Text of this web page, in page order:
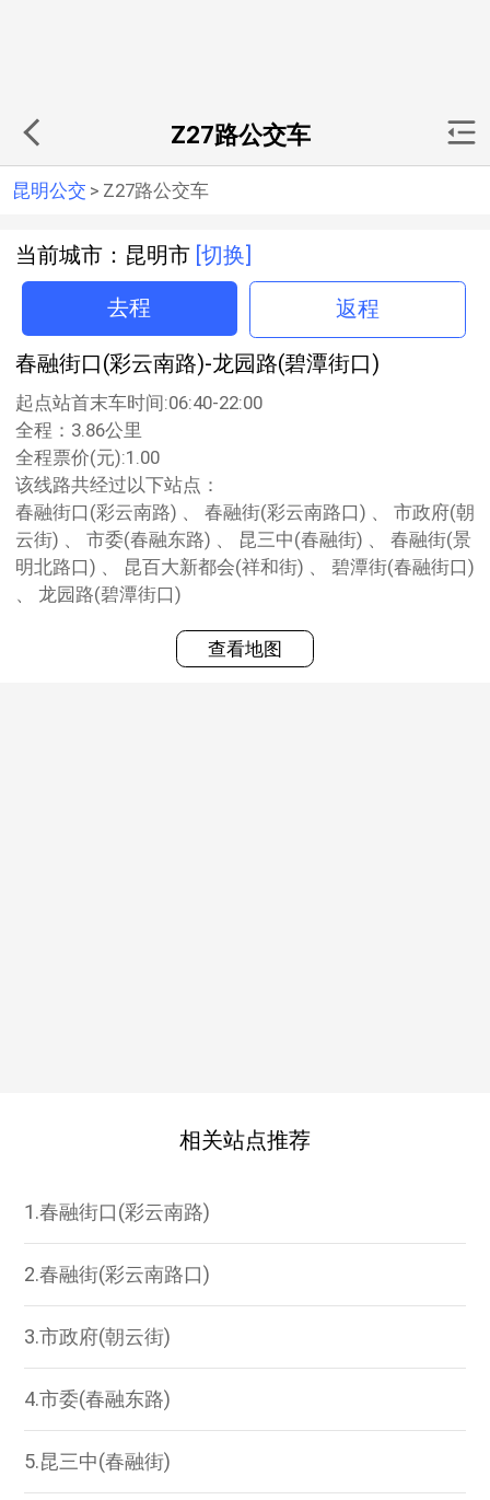
Z27路公交车
昆明公交 > Z27路公交车
当前城市：昆明市 [切换]
去程 返程
春融街口(彩云南路)-龙园路(碧潭街口)
起点站首末车时间:06:40-22:00
全程：3.86公里
全程票价(元):1.00
该线路共经过以下站点：
春融街口(彩云南路) 、 春融街(彩云南路口) 、 市政府(朝
云街) 、 市委(春融东路) 、 昆三中(春融街) 、 春融街(景
明北路口) 、 昆百大新都会(祥和街) 、 碧潭街(春融街口)
、 龙园路(碧潭街口)
查看地图
相关站点推荐
1.春融街口(彩云南路)
2.春融街(彩云南路口)
3.市政府(朝云街)
4.市委(春融东路)
5.昆三中(春融街)